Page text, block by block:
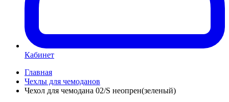
Кабинет
Главная
Чехлы для чемоданов
Чехол для чемодана 02/S неопрен(зеленый)